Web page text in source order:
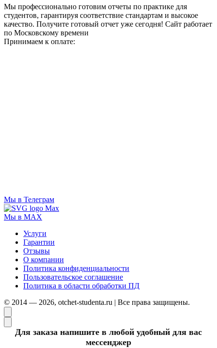
Мы профессионально готовим отчеты по практике для
студентов, гарантируя соответствие стандартам и высокое
качество. Получите готовый отчет уже сегодня! Сайт работает
по Московскому времени
Принимаем к оплате:
Мы в Телеграм
Мы в MAX
Услуги
Гарантии
Отзывы
О компании
Политика конфиденциальности
Пользовательское соглашение
Политика в области обработки ПД
© 2014 — 2026, otchet-studenta.ru | Все права защищены.
Для заказа напишите в любой удобный для вас
мессенджер